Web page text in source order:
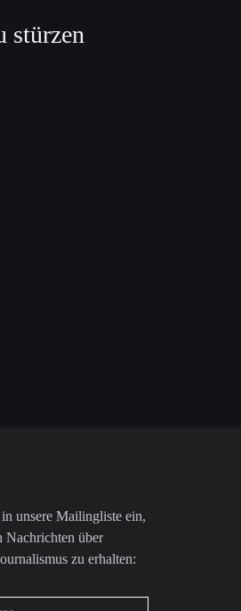
stürzen
unsere Mailingliste ein,
Nachrichten über
zu erhalten: